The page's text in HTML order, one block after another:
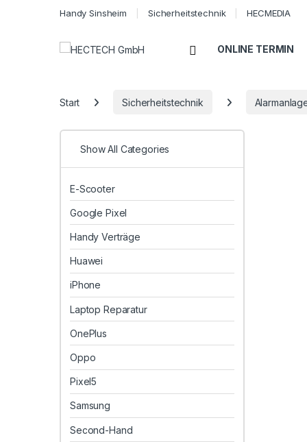
Handy Sinsheim Sicherheitstechnik HECMEDIA
Open ONLINE TERMIN
Start Sicherheitstechnik
Show All Categories
E-Scooter
Google Pixel
Handy Verträge
Huawei
iPhone
Laptop Reparatur
OnePlus
Oppo
Pixel5
Samsung
Second-Hand